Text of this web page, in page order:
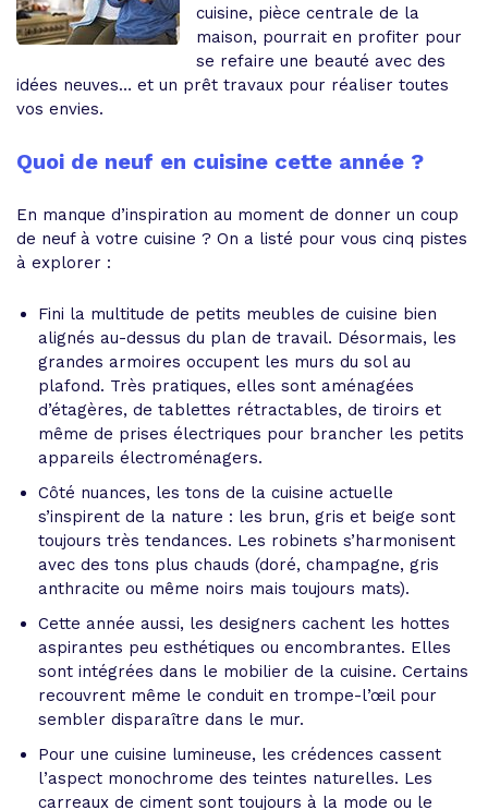
cuisine, pièce centrale de la
maison, pourrait en profiter pour
se refaire une beauté avec des
idées neuves… et un prêt travaux pour réaliser toutes
vos envies.
Quoi de neuf en cuisine cette année ?
En manque d’inspiration au moment de donner un coup
de neuf à votre cuisine ? On a listé pour vous cinq pistes
à explorer :
Fini la multitude de petits meubles de cuisine bien
alignés au-dessus du plan de travail. Désormais, les
grandes armoires occupent les murs du sol au
plafond. Très pratiques, elles sont aménagées
d’étagères, de tablettes rétractables, de tiroirs et
même de prises électriques pour brancher les petits
appareils électroménagers.
Côté nuances, les tons de la cuisine actuelle
s’inspirent de la nature : les brun, gris et beige sont
toujours très tendances. Les robinets s’harmonisent
avec des tons plus chauds (doré, champagne, gris
anthracite ou même noirs mais toujours mats).
Cette année aussi, les designers cachent les hottes
aspirantes peu esthétiques ou encombrantes. Elles
sont intégrées dans le mobilier de la cuisine. Certains
recouvrent même le conduit en trompe-l’œil pour
sembler disparaître dans le mur.
Pour une cuisine lumineuse, les crédences cassent
l’aspect monochrome des teintes naturelles. Les
carreaux de ciment sont toujours à la mode ou le